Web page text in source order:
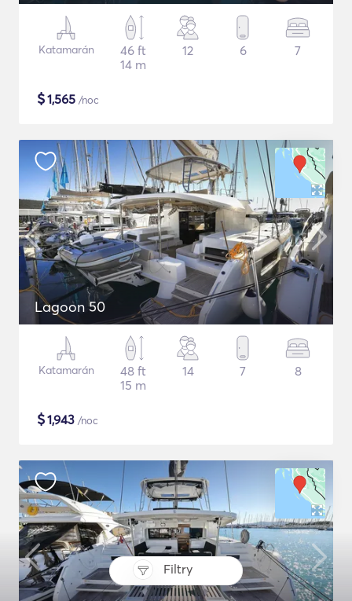
Filtry
Katamarán
46 ft
14 m
12 6 7
$1,565 /noc
Lagoon 50
Katamarán
48 ft
15 m
14 7 8
$1,943 /noc